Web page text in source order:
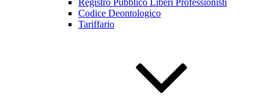
Registro Pubblico Liberi Professionisti
Codice Deontologico
Tariffario